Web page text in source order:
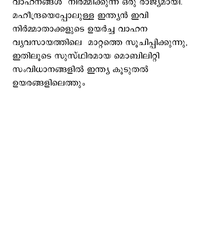
മഹീന്ദ്രയെപ്പോലുള്ള ഇന്ത്യൻ ഇവി
നിർമ്മാതാക്കളുടെ ഉയർച്ച വാഹന
വ്യവസായത്തിലെ മാറ്റത്തെ സൂചിപ്പിക്കുന്നു,
ഇതിലൂടെ സുസ്ഥിരമായ മൊബിലിറ്റി
സംവിധാനങ്ങളില്‍ ഇന്ത്യ കൂടുതൽ
ഉയരങ്ങളിലെത്തും